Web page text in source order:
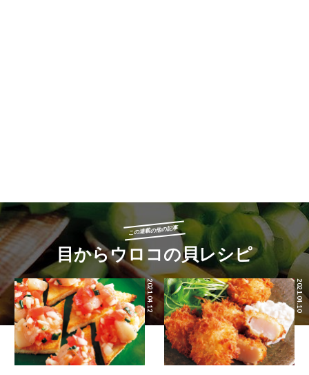
この連載の他の記事
目からウロコの貝レシピ
2021.04.12 2021.04.10